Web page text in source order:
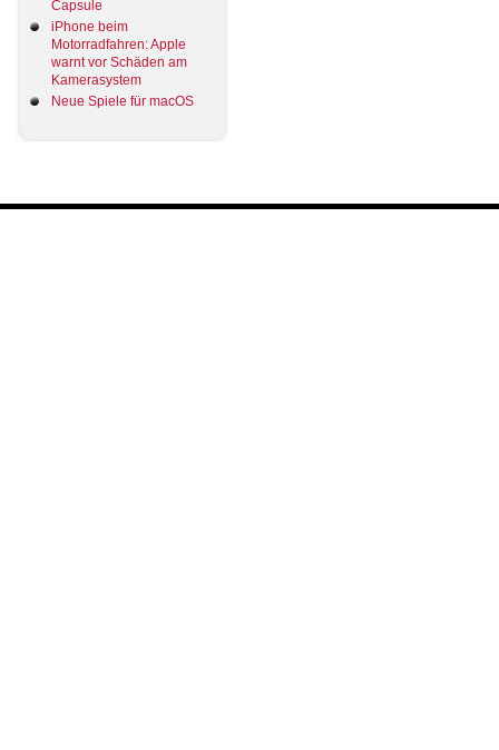
Capsule
iPhone beim
Motorradfahren: Apple
warnt vor Schäden am
Kamerasystem
Neue Spiele für macOS